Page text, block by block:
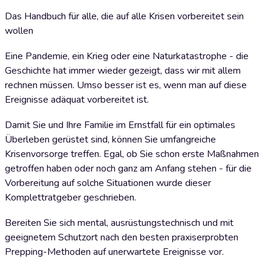
Das Handbuch für alle, die auf alle Krisen vorbereitet sein
wollen
Eine Pandemie, ein Krieg oder eine Naturkatastrophe - die
Geschichte hat immer wieder gezeigt, dass wir mit allem
rechnen müssen. Umso besser ist es, wenn man auf diese
Ereignisse adäquat vorbereitet ist.
Damit Sie und Ihre Familie im Ernstfall für ein optimales
Überleben gerüstet sind, können Sie umfangreiche
Krisenvorsorge treffen. Egal, ob Sie schon erste Maßnahmen
getroffen haben oder noch ganz am Anfang stehen - für die
Vorbereitung auf solche Situationen wurde dieser
Komplettratgeber geschrieben.
Bereiten Sie sich mental, ausrüstungstechnisch und mit
geeignetem Schutzort nach den besten praxiserprobten
Prepping-Methoden auf unerwartete Ereignisse vor.